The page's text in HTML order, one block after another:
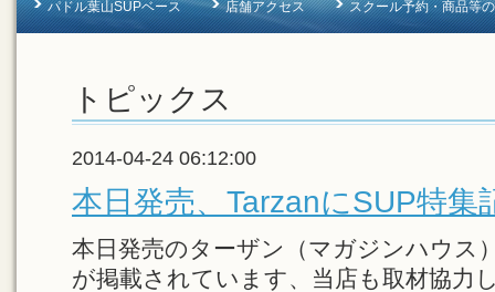
パドル葉山SUPベース 店舗アクセス スクール予約・商品
トピックス
2014-04-24 06:12:00
本日発売、TarzanにSUP特集
本日発売のターザン（マガジンハウス
が掲載されています、当店も取材協力